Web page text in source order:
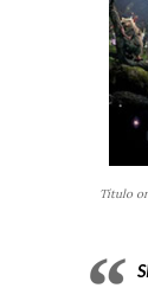
Título